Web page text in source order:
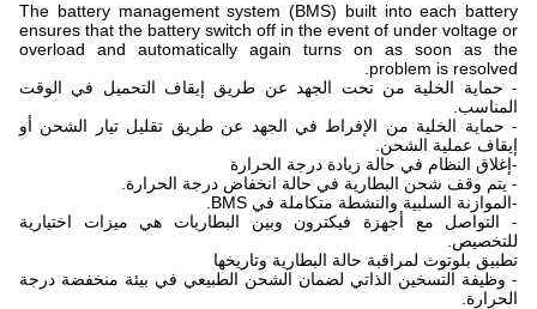
The battery management system (BMS) built into each battery
ensures that the battery switch off in the event of under voltage or
overload and automatically again turns on as soon as the
problem is resolved.
- حماية الخلية من تحت الجهد عن طريق إيقاف التحميل في الوقت
المناسب.
- حماية الخلية من الإفراط في الجهد عن طريق تقليل تيار الشحن أو
إيقاف عملية الشحن.
-إغلاق النظام في حالة زيادة درجة الحرارة
- يتم وقف شحن البطارية في حالة انخفاض درجة الحرارة.
-الموازنة السلبية والنشطة متكاملة في BMS.
- التواصل مع أجهزة فيكترون وبين البطاريات هي ميزات اختيارية
للتخصيص.
تطبيق بلوتوث لمراقبة حالة البطارية وتاريخها
- وظيفة التسخين الذاتي لضمان الشحن الطبيعي في بيئة منخفضة درجة
الحرارة.